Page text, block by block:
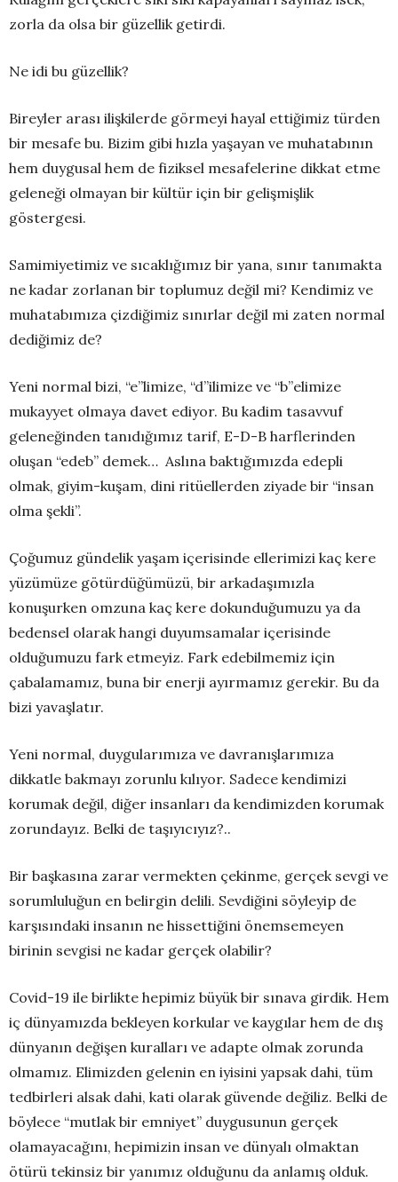
zorla da olsa bir güzellik getirdi.
Ne idi bu güzellik?
Bireyler arası ilişkilerde görmeyi hayal ettiğimiz türden
bir mesafe bu. Bizim gibi hızla yaşayan ve muhatabının
hem duygusal hem de fiziksel mesafelerine dikkat etme
geleneği olmayan bir kültür için bir gelişmişlik
göstergesi.
Samimiyetimiz ve sıcaklığımız bir yana, sınır tanımakta
ne kadar zorlanan bir toplumuz değil mi? Kendimiz ve
muhatabımıza çizdiğimiz sınırlar değil mi zaten normal
dediğimiz de?
Yeni normal bizi, “e”limize, “d”ilimize ve “b”elimize
mukayyet olmaya davet ediyor. Bu kadim tasavvuf
geleneğinden tanıdığımız tarif, E-D-B harflerinden
oluşan “edeb” demek… Aslına baktığımızda edepli
olmak, giyim-kuşam, dini ritüellerden ziyade bir “insan
olma şekli”.
Çoğumuz gündelik yaşam içerisinde ellerimizi kaç kere
yüzümüze götürdüğümüzü, bir arkadaşımızla
konuşurken omzuna kaç kere dokunduğumuzu ya da
bedensel olarak hangi duyumsamalar içerisinde
olduğumuzu fark etmeyiz. Fark edebilmemiz için
çabalamamız, buna bir enerji ayırmamız gerekir. Bu da
bizi yavaşlatır.
Yeni normal, duygularımıza ve davranışlarımıza
dikkatle bakmayı zorunlu kılıyor. Sadece kendimizi
korumak değil, diğer insanları da kendimizden korumak
zorundayız. Belki de taşıyıcıyız?..
Bir başkasına zarar vermekten çekinme, gerçek sevgi ve
sorumluluğun en belirgin delili. Sevdiğini söyleyip de
karşısındaki insanın ne hissettiğini önemsemeyen
birinin sevgisi ne kadar gerçek olabilir?
Covid-19 ile birlikte hepimiz büyük bir sınava girdik. Hem
iç dünyamızda bekleyen korkular ve kaygılar hem de dış
dünyanın değişen kuralları ve adapte olmak zorunda
olmamız. Elimizden gelenin en iyisini yapsak dahi, tüm
tedbirleri alsak dahi, kati olarak güvende değiliz. Belki de
böylece “mutlak bir emniyet” duygusunun gerçek
olamayacağını, hepimizin insan ve dünyalı olmaktan
ötürü tekinsiz bir yanımız olduğunu da anlamış olduk.